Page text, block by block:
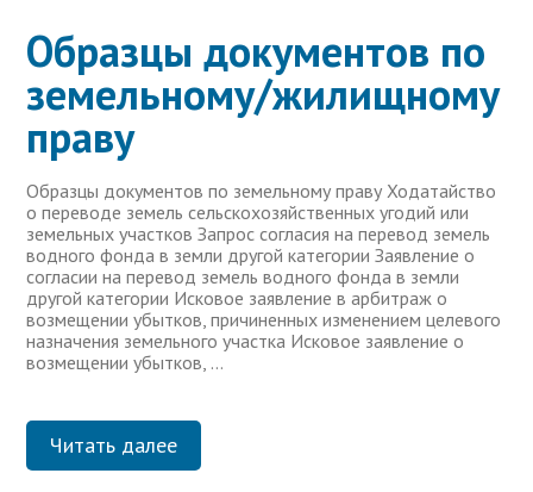
Образцы документов по
земельному/жилищному
праву
Образцы документов по земельному праву Ходатайство
о переводе земель сельскохозяйственных угодий или
земельных участков Запрос согласия на перевод земель
водного фонда в земли другой категории Заявление о
согласии на перевод земель водного фонда в земли
другой категории Исковое заявление в арбитраж о
возмещении убытков, причиненных изменением целевого
назначения земельного участка Исковое заявление о
возмещении убытков, …
Читать далее